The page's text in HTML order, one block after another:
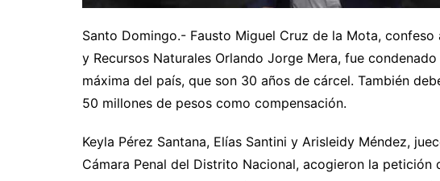
Santo Domingo.- Fausto Miguel Cruz de la Mota,
y Recursos Naturales Orlando Jorge Mera, fue
máxima del país, que son 30 años de cárcel. También
50 millones de pesos como compensación.
Keyla Pérez Santana, Elías Santini y Arisleidy Méndez,
Cámara Penal del Distrito Nacional, acogieron la petición